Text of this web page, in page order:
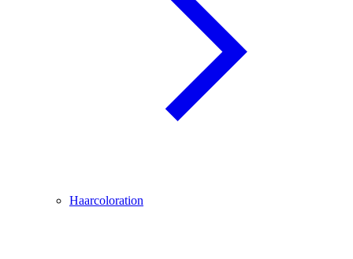
Haarcoloration